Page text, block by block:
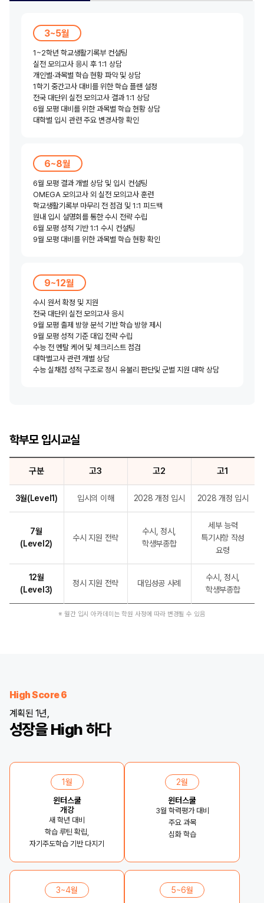
3~5월
1~2학년 학교생활기록부 컨설팅
실전 모의고사 응시 후 1:1 상담
개인별·과목별 학습 현황 파악 및 상담
1학기 중간고사 대비를 위한 학습 플랜 설정
전국 대단위 실전 모의고사 결과 1:1 상담
6월 모평 대비를 위한 과목별 학습 현황 상담
대학별 입시 관련 주요 변경사항 확인
6~8월
6월 모평 결과 개별 상담 및 입시 컨설팅
OMEGA 모의고사 외 실전 모의고사 훈련
학교생활기록부 마무리 전 점검 및 1:1 피드백
원내 입시 설명회를 통한 수시 전략 수립
6월 모평 성적 기반 1:1 수시 컨설팅
9월 모평 대비를 위한 과목별 학습 현황 확인
9~12월
수시 원서 확정 및 지원
전국 대단위 실전 모의고사 응시
9월 모평 출제 방향 분석 기반 학습 방향 제시
9월 모평 성적 기준 대입 전략 수립
수능 전 멘탈 케어 및 체크리스트 점검
대학별고사 관련 개별 상담
수능 실채점 성적 구조로 정시 유불리 판단및 군별 지원 대학 상담
학부모 입시교실
구분 고3 고2 고1
3월(Level1) 입시의 이해 2028 개정 입시 2028 개정 입시
7월
(Level2)
수시 지원 전략
수시, 정시,
학생부종합
세부 능력
특기사항 작성
요령
12월
(Level3)
정시 지원 전략 대입성공 사례
수시, 정시,
학생부종합
※ 월간 입시 아카데미는 학원 사정에 따라 변경될 수 있음
High Score 6
계획된 1년,
성장을 High 하다
1월
윈터스쿨
개강
새 학년 대비
학습 루틴 확립,
자기주도학습 기반 다지기
2월
윈터스쿨
3월 학력평가 대비
주요 과목
심화 학습
3~4월
5~6월